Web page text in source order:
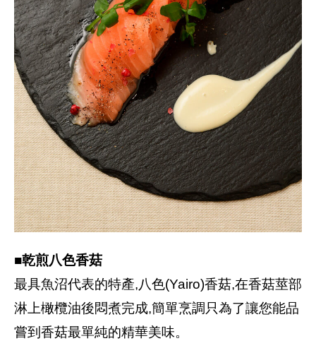
■乾煎八色香菇
最具魚沼代表的特產,八色(Yairo)香菇,在香菇莖部
淋上橄欖油後悶煮完成,簡單烹調只為了讓您能品
嘗到香菇最單純的精華美味。